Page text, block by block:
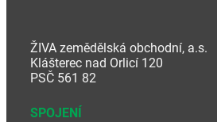
ŽIVA zemědělská obchodní, a.s.
Klášterec nad Orlicí 120
PSČ 561 82
SPOJENÍ